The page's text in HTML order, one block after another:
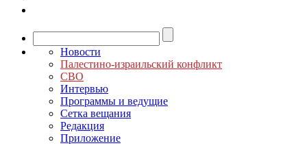
Новости
Палестино-израильский конфликт
СВО
Интервью
Программы и ведущие
Сетка вещания
Редакция
Приложение